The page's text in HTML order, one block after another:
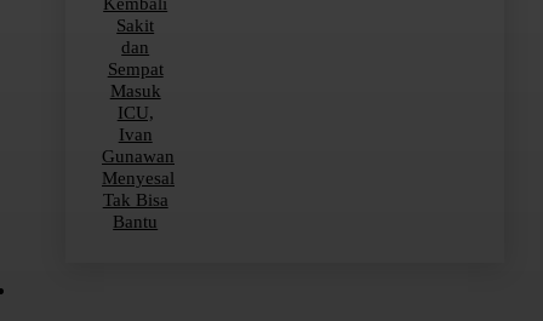
Kembali
Sakit
dan
Sempat
Masuk
ICU,
Ivan
Gunawan
Menyesal
Tak Bisa
Bantu